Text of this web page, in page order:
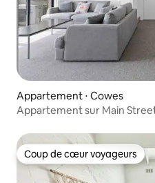
Appartement ⋅ Cowes
Appartement sur Main
Coup de cœur voyageurs
Coup de cœur voyageurs